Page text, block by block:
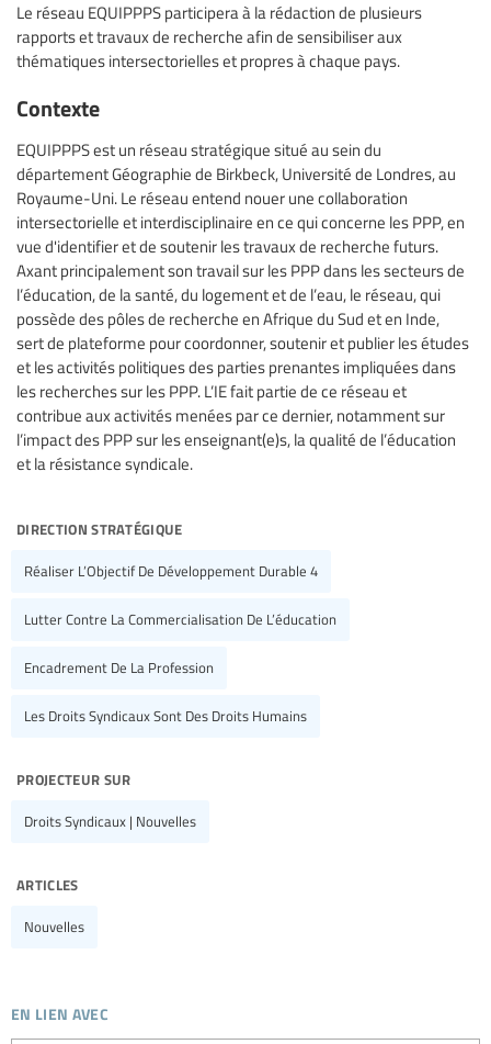
Le réseau EQUIPPPS participera à la rédaction de plusieurs
rapports et travaux de recherche afin de sensibiliser aux
thématiques intersectorielles et propres à chaque pays.
Contexte
EQUIPPPS est un réseau stratégique situé au sein du
département Géographie de Birkbeck, Université de Londres, au
Royaume-Uni. Le réseau entend nouer une collaboration
intersectorielle et interdisciplinaire en ce qui concerne les PPP, en
vue d'identifier et de soutenir les travaux de recherche futurs.
Axant principalement son travail sur les PPP dans les secteurs de
l’éducation, de la santé, du logement et de l’eau, le réseau, qui
possède des pôles de recherche en Afrique du Sud et en Inde,
sert de plateforme pour coordonner, soutenir et publier les études
et les activités politiques des parties prenantes impliquées dans
les recherches sur les PPP. L’IE fait partie de ce réseau et
contribue aux activités menées par ce dernier, notamment sur
l’impact des PPP sur les enseignant(e)s, la qualité de l’éducation
et la résistance syndicale.
direction stratégique
Réaliser L’Objectif De Développement Durable 4
Lutter Contre La Commercialisation De L’éducation
Encadrement De La Profession
Les Droits Syndicaux Sont Des Droits Humains
projecteur sur
Droits Syndicaux | Nouvelles
articles
Nouvelles
en lien avec